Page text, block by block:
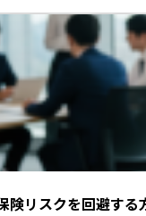
険リスクを回避す